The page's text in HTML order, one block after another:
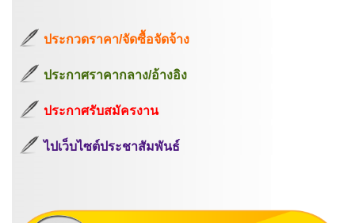
ประกวดราคา/จัดซื้อจัดจ้าง
ประกาศราคากลาง/อ้างอิง
ประกาศรับสมัครงาน
ไปเว็บไซต์ประชาสัมพันธ์